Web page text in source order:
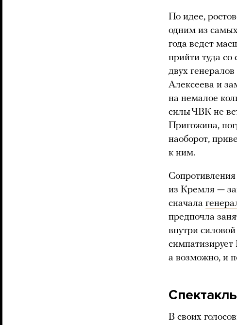
По идее,
одним из
года ведет
прийти туда
двух
Алексеева и
на немалое
силы ЧВК не
Пригожина,
наоборот,
к ним.
из Кремля —
сначала
предпочла
внутри
а возможно, и
В своих